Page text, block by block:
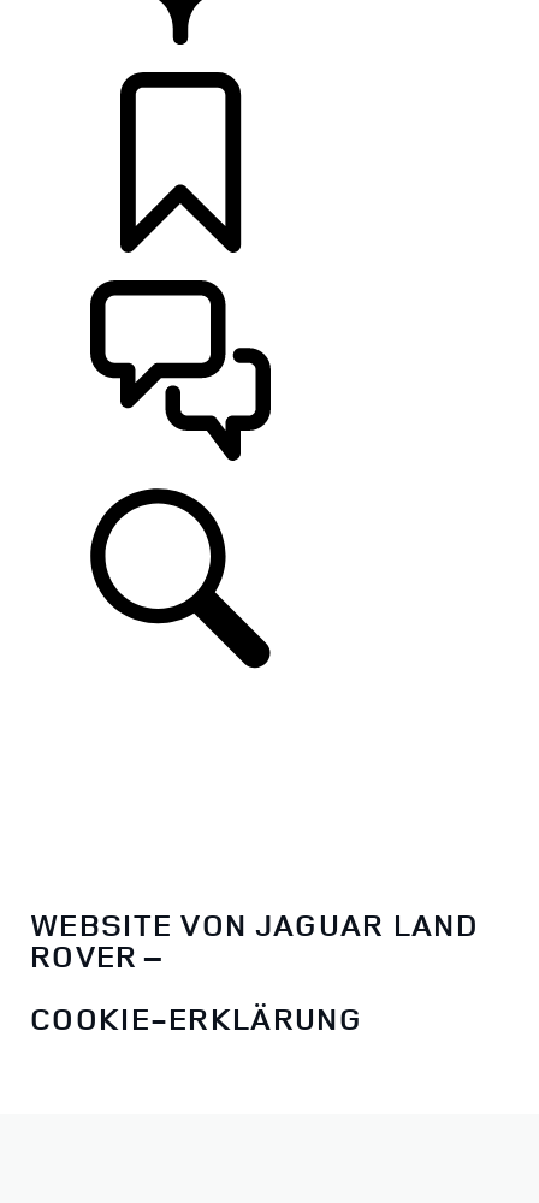
WEBSITE VON JAGUAR LAND
ROVER –
COOKIE-ERKLÄRUNG